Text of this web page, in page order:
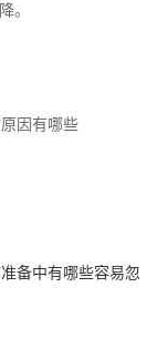
。
因有哪些
备中有哪些容易忽